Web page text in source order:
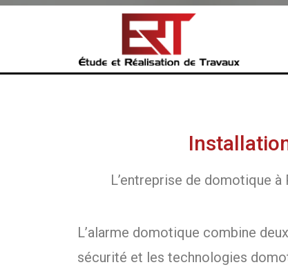
L’entreprise de domotique
L’alarme domotique combine
sécurité et les technologies